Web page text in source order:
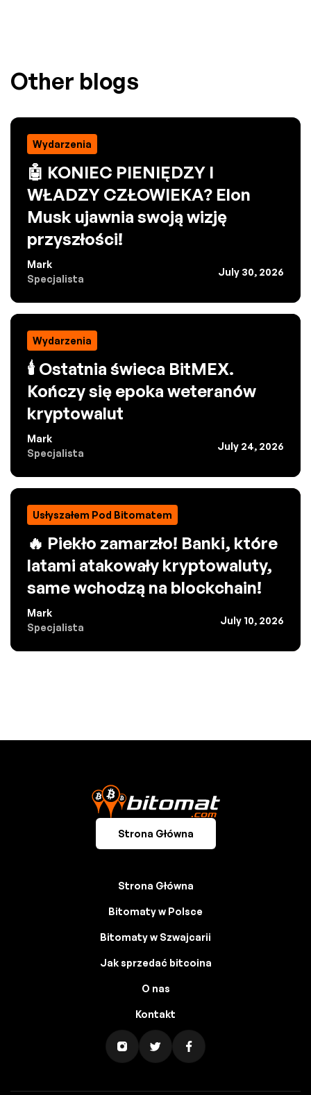
Other blogs
Wydarzenia
🤖 KONIEC PIENIĘDZY I
WŁADZY CZŁOWIEKA? Elon
Musk ujawnia swoją wizję
przyszłości!
Mark
Specjalista
July 30, 2026
Wydarzenia
🕯️ Ostatnia świeca BitMEX.
Kończy się epoka weteranów
kryptowalut
Mark
Specjalista
July 24, 2026
Usłyszałem Pod Bitomatem
🔥 Piekło zamarzło! Banki, które
latami atakowały kryptowaluty,
same wchodzą na blockchain!
Mark
Specjalista
July 10, 2026
Strona Główna
Strona Główna
Bitomaty w Polsce
Bitomaty w Szwajcarii
Jak sprzedać bitcoina
O nas
Kontakt